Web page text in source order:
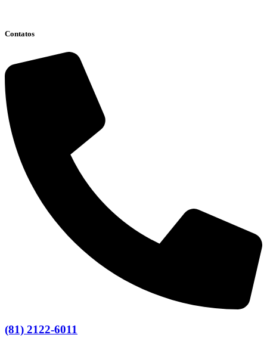
Contatos
(81) 2122-6011